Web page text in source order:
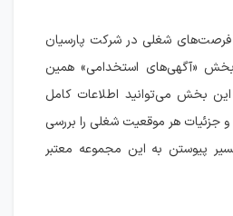
فرصت‌های شغلی در شرکت پارسیان
بخش «آگهی‌های استخدامی» همین
بخش می‌توانید اطلاعات کامل
جزئیات هر موقعیت شغلی را بررسی
پیوستن به این مجموعه معتبر